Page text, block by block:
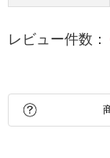
レビュー件数：